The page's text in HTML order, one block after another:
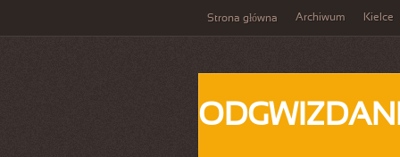
Strona główna Archiwum Kielce